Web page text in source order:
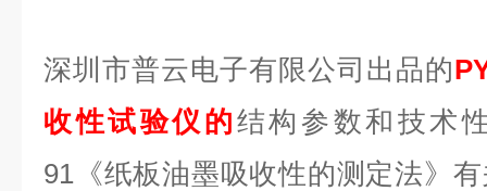
深圳市普云电子有限公司出品的
收性试验仪的结构参数和技术
91《纸板油墨吸收性的测定法》